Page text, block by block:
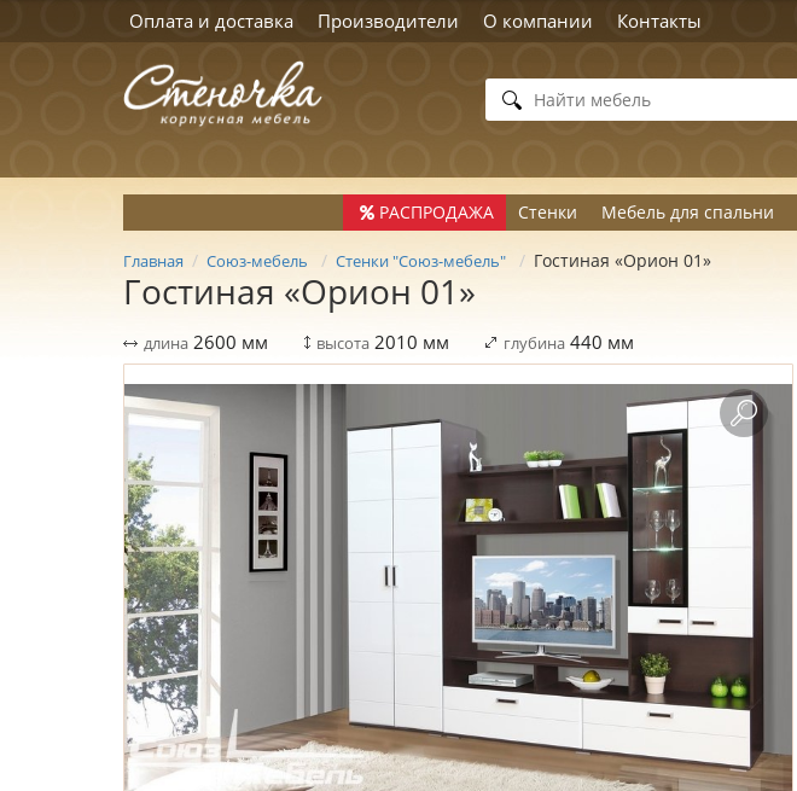
Оплата и доставка Производители О компании Контакты
РАСПРОДАЖА Стенки Мебель для спальни
Главная Союз-мебель Стенки "Союз-мебель" Гостиная «Орион 01»
Гостиная «Орион 01»
длина 2600 мм высота 2010 мм глубина 440 мм